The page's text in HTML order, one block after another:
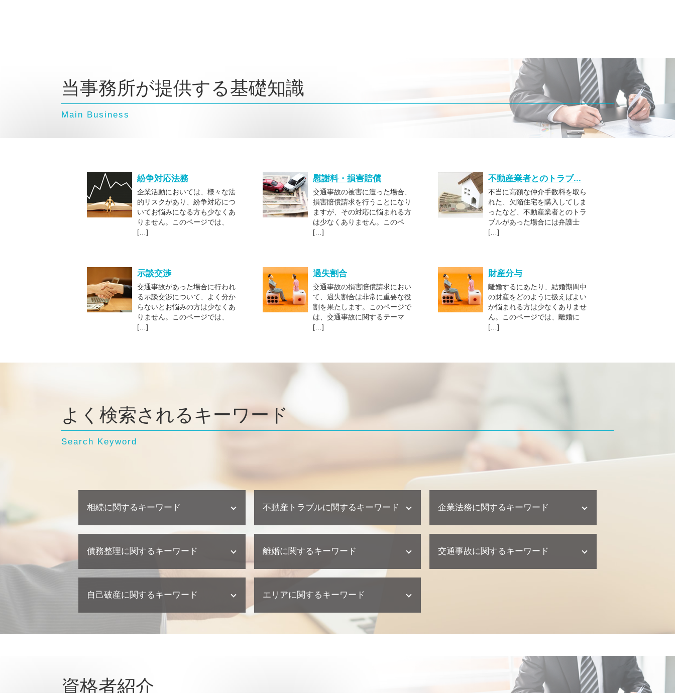
当事務所が提供する基礎知識
Main Business
紛争対応法務
企業活動においては、様々な法
的リスクがあり、紛争対応につ
いてお悩みになる方も少なくあ
りません。このページでは、
[…]
慰謝料・損害賠償
交通事故の被害に遭った場合、
損害賠償請求を行うことになり
ますが、その対応に悩まれる方
は少なくありません。このペ
[…]
不動産業者とのトラブ...
不当に高額な仲介手数料を取ら
れた、欠陥住宅を購入してしま
ったなど、不動産業者とのトラ
ブルがあった場合には弁護士
[…]
示談交渉
交通事故があった場合に行われ
る示談交渉について、よく分か
らないとお悩みの方は少なくあ
りません。このページでは、
[…]
過失割合
交通事故の損害賠償請求におい
て、過失割合は非常に重要な役
割を果たします。このページで
は、交通事故に関するテーマ
[…]
財産分与
離婚するにあたり、結婚期間中
の財産をどのように扱えばよい
か悩まれる方は少なくありませ
ん。このページでは、離婚に
[…]
よく検索されるキーワード
Search Keyword
相続に関するキーワード
相続放棄 手続き
遺産分割協議 期限
不動産相続 流れ
相続 相談
遺産分割協議 調停
相続 相談先
相続 相続人
不動産トラブルに関するキーワード
不動産業者 訴える
不動産トラブル 少額訴訟
欠陥住宅 訴える
欠陥住宅 損害賠償
不動産業者 トラブル 相談
欠陥住宅 弁護士
建築瑕疵 弁護士
不動産トラブル 内容証明
企業法務に関するキーワード
顧問弁護士 個人事業主
契約 相談
顧問弁護士 相談
債務整理に関するキーワード
債務整理 個人再生
個人再生 流れ 期間
債務整理 クレジットカード
個人再生 任意整理 違い
債務整理 期間
離婚に関するキーワード
離婚 裁判 流れ
離婚 慰謝料
離婚 財産分与
離婚 浮気 慰謝料 相場
離婚 必要書類
離婚調停 弁護士
交通事故に関するキーワード
交通事故 慰謝料 相場
交通事故 示談書
交通事故 過失割合
交通事故 後遺症
自己破産に関するキーワード
自己破産とは わかりやすく
自己破産 デメリット 家族
自己破産 訴訟
自己破産 弁護士
エリアに関するキーワード
豊島区 弁護士 離婚
豊島区 弁護士 不動産トラブル
神奈川県 弁護士 交通事故
台東区 弁護士 不動産トラブル
資格者紹介